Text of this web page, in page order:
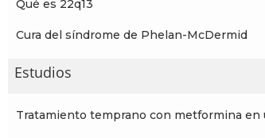
Qué es 22q13
Cura del síndrome de Phelan-McDermid
Estudios
Tratamiento temprano con metformina en